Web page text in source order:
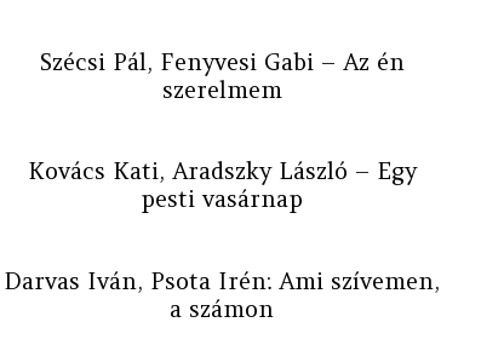
Szécsi Pál, Fenyvesi Gabi – Az én
szerelmem
Kovács Kati, Aradszky László – Egy
pesti vasárnap
Darvas Iván, Psota Irén: Ami szívemen,
a számon